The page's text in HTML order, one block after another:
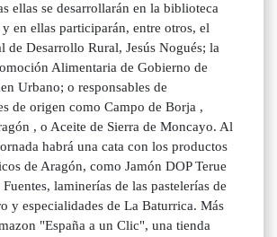
ellas se desarrollarán en la biblioteca
en ellas participarán, entre otros, el
de Desarrollo Rural, Jesús Nogués; la
Alimentaria de Gobierno de
Urbano; o responsables de
de origen como Campo de Borja ,
, o Aceite de Sierra de Moncayo. Al
habrá una cata con los productos
de Aragón, como Jamón DOP Terue
laminerías de las pastelerías de
y especialidades de La Baturrica. Más
"España a un Clic", una tienda